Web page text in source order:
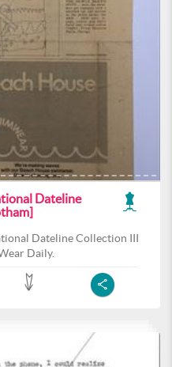
Dateline
Dateline Collection III
Daily.